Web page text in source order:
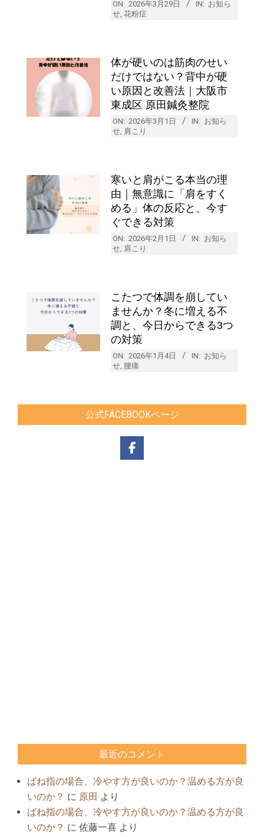
ON: 2026年3月29日 IN: お知ら
せ,花粉症
体が硬いのは筋肉のせい
だけではない？背中が硬
い原因と改善法｜大阪市
東成区 原田鍼灸整院
ON: 2026年3月1日 IN: お知ら
せ, 肩こり
寒いと肩がこる本当の理
由｜無意識に「肩をすく
める」体の反応と、今す
ぐできる対策
ON: 2026年2月1日 IN: お知ら
せ, 肩こり
こたつで体調を崩してい
ませんか？冬に増える不
調と、今日からできる3つ
の対策
ON: 2026年1月4日 IN: お知ら
せ, 腰痛
公式FACEBOOKページ
最近のコメント
ばね指の場合、冷やす方が良いのか？温める方が良
いのか？ に 原田 より
ばね指の場合、冷やす方が良いのか？温める方が良
いのか？ に 佐藤一喜 より